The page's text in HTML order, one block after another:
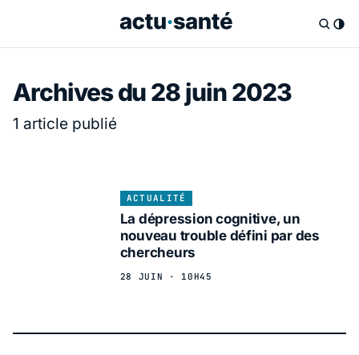
Archives du 28 juin 2023
1 article publié
ACTUALITÉ
La dépression cognitive, un
nouveau trouble défini par des
chercheurs
28 JUIN · 10H45